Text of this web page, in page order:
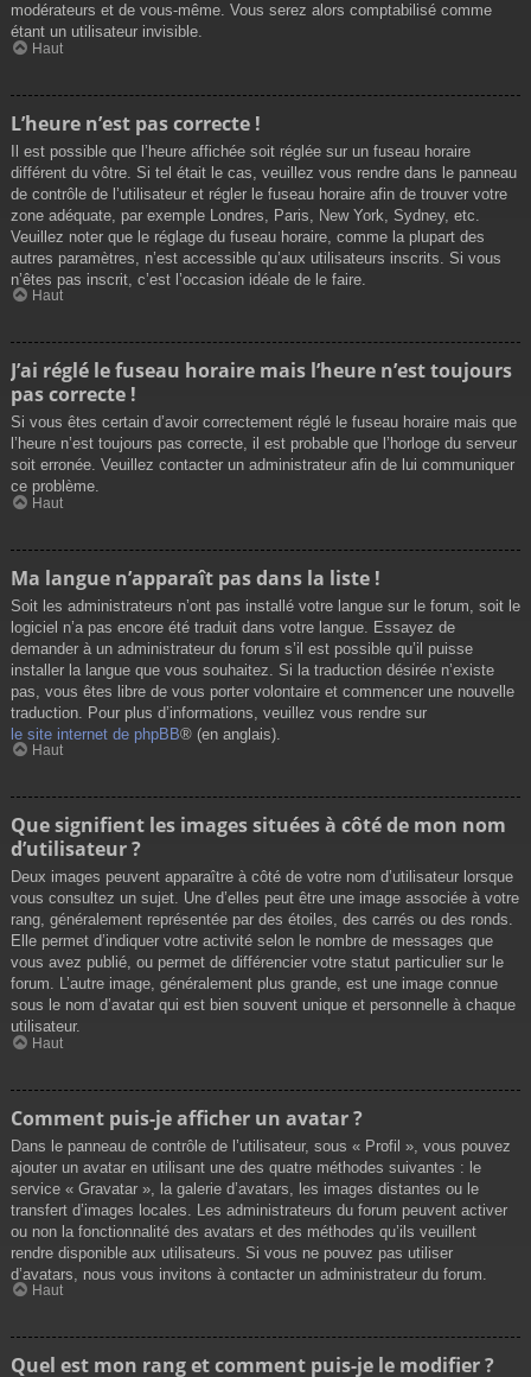
modérateurs et de vous-même. Vous serez alors comptabilisé comme
étant un utilisateur invisible.
Haut
L’heure n’est pas correcte !
Il est possible que l’heure affichée soit réglée sur un fuseau horaire
différent du vôtre. Si tel était le cas, veuillez vous rendre dans le panneau
de contrôle de l’utilisateur et régler le fuseau horaire afin de trouver votre
zone adéquate, par exemple Londres, Paris, New York, Sydney, etc.
Veuillez noter que le réglage du fuseau horaire, comme la plupart des
autres paramètres, n’est accessible qu’aux utilisateurs inscrits. Si vous
n’êtes pas inscrit, c’est l’occasion idéale de le faire.
Haut
J’ai réglé le fuseau horaire mais l’heure n’est toujours
pas correcte !
Si vous êtes certain d’avoir correctement réglé le fuseau horaire mais que
l’heure n’est toujours pas correcte, il est probable que l’horloge du serveur
soit erronée. Veuillez contacter un administrateur afin de lui communiquer
ce problème.
Haut
Ma langue n’apparaît pas dans la liste !
Soit les administrateurs n’ont pas installé votre langue sur le forum, soit le
logiciel n’a pas encore été traduit dans votre langue. Essayez de
demander à un administrateur du forum s’il est possible qu’il puisse
installer la langue que vous souhaitez. Si la traduction désirée n’existe
pas, vous êtes libre de vous porter volontaire et commencer une nouvelle
traduction. Pour plus d’informations, veuillez vous rendre sur
le site internet de phpBB® (en anglais).
Haut
Que signifient les images situées à côté de mon nom
d’utilisateur ?
Deux images peuvent apparaître à côté de votre nom d’utilisateur lorsque
vous consultez un sujet. Une d’elles peut être une image associée à votre
rang, généralement représentée par des étoiles, des carrés ou des ronds.
Elle permet d’indiquer votre activité selon le nombre de messages que
vous avez publié, ou permet de différencier votre statut particulier sur le
forum. L’autre image, généralement plus grande, est une image connue
sous le nom d’avatar qui est bien souvent unique et personnelle à chaque
utilisateur.
Haut
Comment puis-je afficher un avatar ?
Dans le panneau de contrôle de l’utilisateur, sous « Profil », vous pouvez
ajouter un avatar en utilisant une des quatre méthodes suivantes : le
service « Gravatar », la galerie d’avatars, les images distantes ou le
transfert d’images locales. Les administrateurs du forum peuvent activer
ou non la fonctionnalité des avatars et des méthodes qu’ils veuillent
rendre disponible aux utilisateurs. Si vous ne pouvez pas utiliser
d’avatars, nous vous invitons à contacter un administrateur du forum.
Haut
Quel est mon rang et comment puis-je le modifier ?